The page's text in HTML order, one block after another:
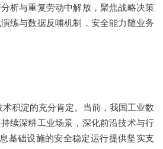
析与重复劳动中解放，聚焦战略决策
练与数据反哺机制，安全能力随业务
积淀的充分肯定。当前，我国工业数
续深耕工业场景，深化前沿技术与行
基础设施的安全稳定运行提供坚实支